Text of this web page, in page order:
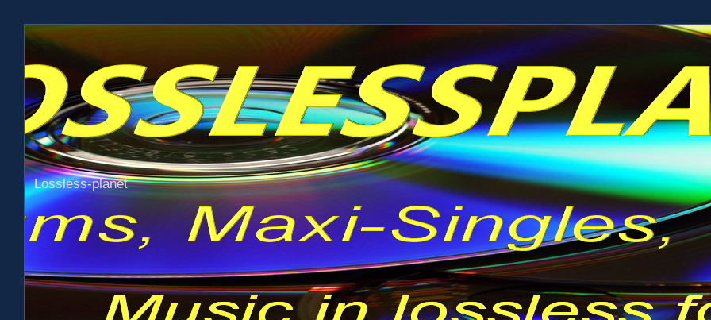
Lossless-planet